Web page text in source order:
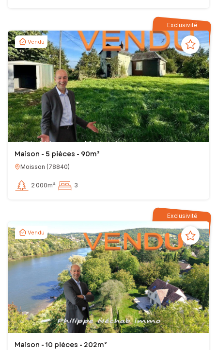
Exclusivité
Vendu
Maison - 5 pièces - 90m²
Moisson (78840)
2 000m² 3
Exclusivité
Vendu
Maison - 10 pièces - 202m²